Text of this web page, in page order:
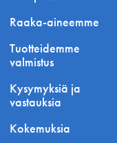
Raaka-aineemme
Tuotteidemme
valmistus
Kysymyksiä ja
vastauksia
Kokemuksia